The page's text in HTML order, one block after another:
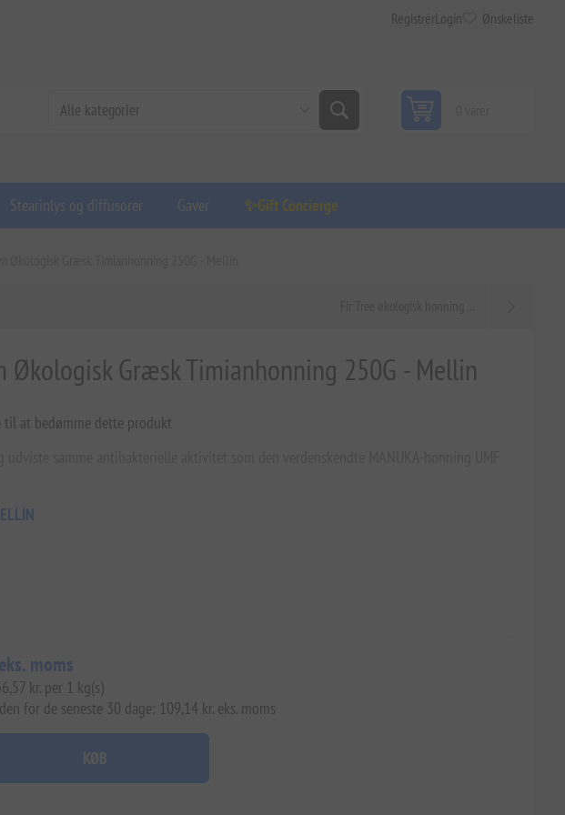
RegistrérLogin Ønskeliste
Stearinlys og diffusorer Gaver ✨Gift Concierge
Økologisk Græsk Timianhonning 250G - Mellin
at bedømme dette produkt
moms
kr. per 1 kg(s)
for de seneste 30 dage: 109,14 kr. eks. moms
KØB